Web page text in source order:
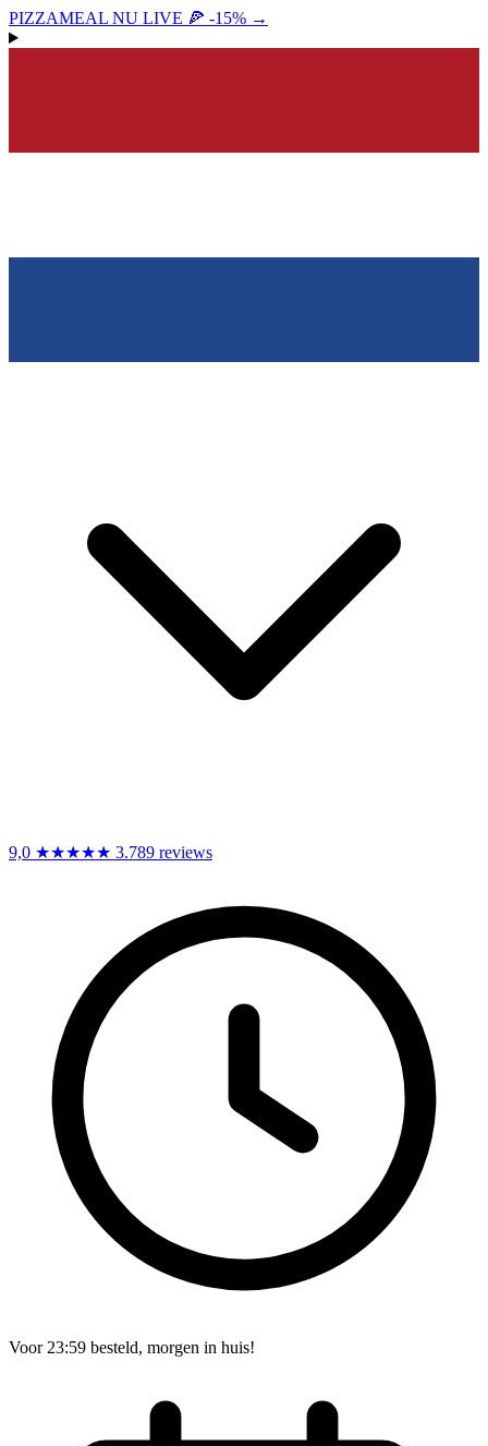
PIZZAMEAL NU LIVE 🍕 -15% →
9,0 ★★★★★ 3.789 reviews
Voor 23:59 besteld, morgen in huis!